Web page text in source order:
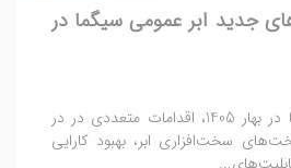
جدید ابر عمومی سیگما در
شرکت دانش‌بنیان سیگما در بهار 1405، اقدامات متعددی در در
سخت‌افزاری ابر، بهبود کارایی